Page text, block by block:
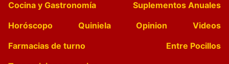
Cocina y Gastronomía
Suplementos Anuales
Horóscopo
Quiniela Opinion
Videos
Farmacias de turno
Entre Pocillos